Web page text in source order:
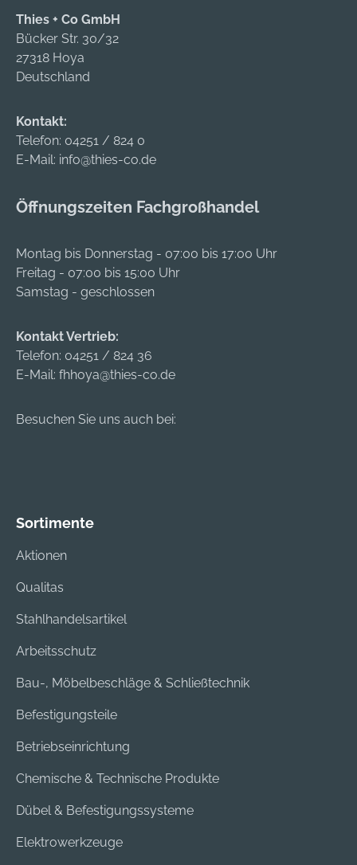
Rheinische Straße
DE, +49233680590,
info@bever-
Thies + Co GmbH
Bücker Str. 30/32
27318 Hoya
Deutschland
Kontakt:
Telefon: 04251 / 824 0
E-Mail: info@thies-co.de
Öffnungszeiten Fachgroßhandel
Montag bis Donnerstag - 07:00 bis 17:00 Uhr
Freitag - 07:00 bis 15:00 Uhr
Samstag - geschlossen
Kontakt Vertrieb:
Telefon: 04251 / 824 36
E-Mail: fhhoya@thies-co.de
Besuchen Sie uns auch bei:
Sortimente
Aktionen
Qualitas
Stahlhandelsartikel
Arbeitsschutz
Bau-, Möbelbeschläge & Schließtechnik
Befestigungsteile
Betriebseinrichtung
Chemische & Technische Produkte
Dübel & Befestigungssysteme
Elektrowerkzeuge